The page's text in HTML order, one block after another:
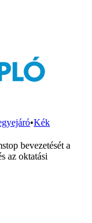
•Kék
bevezetését a
az oktatási